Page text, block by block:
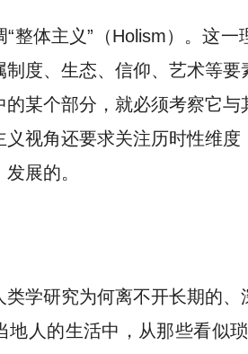
“整体主义”（Holism）。这
制度、生态、信仰、艺术等
的某个部分，就必须考察它
义视角还要求关注历时性维
展的。
类学研究为何离不开长期的
地人的生活中，从那些看似